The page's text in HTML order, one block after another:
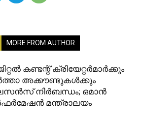
MORE FROM AUTHOR
കണ്ടന്റ് ക്രിയേറ്റർമാർക്കും
അക്കൗണ്ടുകൾക്കും
നിർബന്ധം; ഒമാൻ
മന്ത്രാലയം